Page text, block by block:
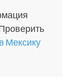
Мексику